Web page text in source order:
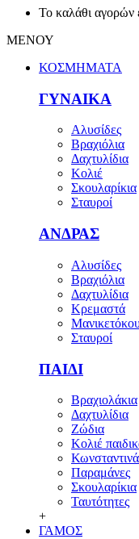
Το καλάθι αγορών
ΜΕΝΟΥ
ΚΟΣΜΗΜΑΤΑ
ΓΥΝΑΙΚΑ
Αλυσίδες
Βραχιόλια
Δαχτυλίδια
Κολιέ
Σκουλαρίκια
Σταυροί
ΑΝΔΡΑΣ
Αλυσίδες
Βραχιόλια
Δαχτυλίδια
Κρεμαστά
Σταυροί
ΠΑΙΔΙ
Βραχιολάκια
Δαχτυλίδια
Ζώδια
Κολιέ
Παραμάνες
Σκουλαρίκια
Ταυτότητες
+
ΓΑΜΟΣ